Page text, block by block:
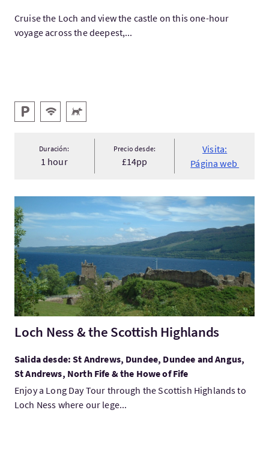
Cruise the Loch and view the castle on this one-hour
voyage across the deepest,...
Servicios destacados
Aparcamiento
WIFI gratisAcepta animales
Duración:
1 hour
Precio desde:
£14pp
Visita:
Página web
Visita:Loch Ness & the Scottish Highlands
Loch Ness & the Scottish Highlands
Salida desde: St Andrews, Dundee, Dundee and Angus,
St Andrews, North Fife & the Howe of Fife
Enjoy a Long Day Tour through the Scottish Highlands to
Loch Ness where our lege...